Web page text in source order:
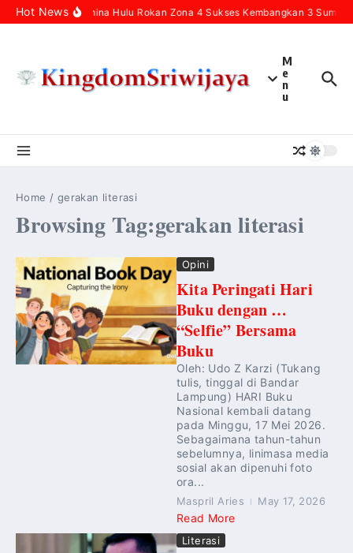
Skip to content
Hot NewsPertamina Hulu Rokan Zona 4 Sukses Kembangkan 3
M
e
n
u
Home / gerakan literasi
Browsing Tag:gerakan literasi
Opini
Kita Peringati Hari
Buku dengan …
“Selfie” Bersama
Buku
Oleh: Udo Z Karzi (Tukang
tulis, tinggal di Bandar
Lampung) HARI Buku
Nasional kembali datang
pada Minggu, 17 Mei 2026.
Sebagaimana tahun-tahun
sebelumnya, linimasa media
sosial akan dipenuhi foto
ora...
Maspril Aries May 17, 2026
Read More
Literasi